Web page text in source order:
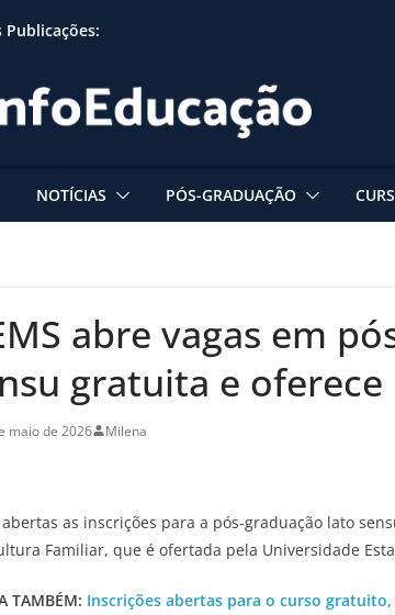
Publicações:
NOTÍCIAS PÓS-GRADUAÇÃO
abre vagas em
gratuita e oferece
maio de 2026 Milena
abertas as inscrições para a pós-graduação lato
Familiar, que é ofertada pela Universidade
TAMBÉM: Inscrições abertas para o curso